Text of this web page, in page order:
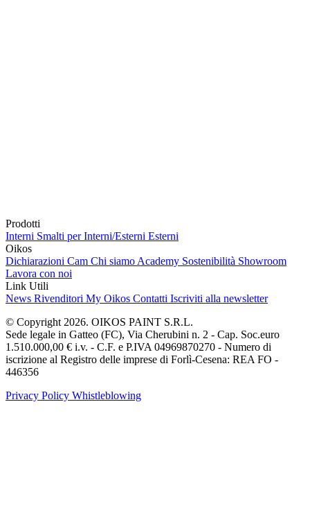
Prodotti
Interni Smalti per Interni/Esterni Esterni
Oikos
Dichiarazioni Cam Chi siamo Academy Sostenibilità Showroom
Lavora con noi
Link Utili
News Rivenditori My Oikos Contatti Iscriviti alla newsletter
© Copyright 2026. OIKOS PAINT S.R.L.
Sede legale in Gatteo (FC), Via Cherubini n. 2 - Cap. Soc.euro
1.510.000,00 € i.v. - C.F. e P.IVA 04969870270 - Numero di
iscrizione al Registro delle imprese di Forlì-Cesena: REA FO -
446356
Privacy Policy Whistleblowing